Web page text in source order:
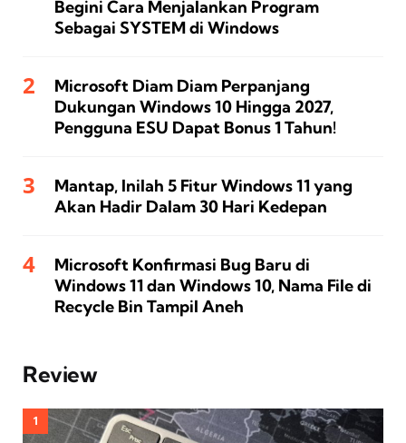
Begini Cara Menjalankan Program
Sebagai SYSTEM di Windows
Microsoft Diam Diam Perpanjang
Dukungan Windows 10 Hingga 2027,
Pengguna ESU Dapat Bonus 1 Tahun!
Mantap, Inilah 5 Fitur Windows 11 yang
Akan Hadir Dalam 30 Hari Kedepan
Microsoft Konfirmasi Bug Baru di
Windows 11 dan Windows 10, Nama File di
Recycle Bin Tampil Aneh
Review